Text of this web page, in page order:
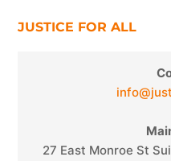
JUSTICE FOR ALL
27 East Monroe St